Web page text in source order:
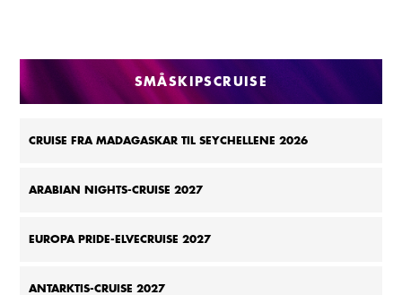
SMÅSKIPSCRUISE
CRUISE FRA MADAGASKAR TIL SEYCHELLENE 2026
ARABIAN NIGHTS-CRUISE 2027
EUROPA PRIDE-ELVECRUISE 2027
ANTARKTIS-CRUISE 2027